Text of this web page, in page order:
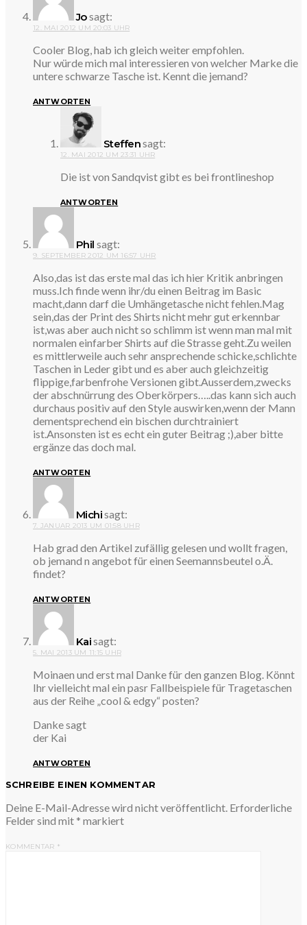
Josagt:
12. MAI 2012 UM 20:03 UHR
Cooler Blog, hab ich gleich weiter empfohlen.
Nur würde mich mal interessieren von welcher Marke die
untere schwarze Tasche ist. Kennt die jemand?
ANTWORTEN
Steffensagt:
12. MAI 2012 UM 23:31 UHR
Die ist von Sandqvist gibt es bei frontlineshop
ANTWORTEN
Phil sagt:
9. SEPTEMBER 2012 UM 16:57 UHR
Also,das ist das erste mal das ich hier Kritik anbringen
muss.Ich finde wenn ihr/du einen Beitrag im Basic
macht,dann darf die Umhängetasche nicht fehlen.Mag
sein,das der Print des Shirts nicht mehr gut erkennbar
ist,was aber auch nicht so schlimm ist wenn man mal mit
normalen einfarber Shirts auf die Strasse geht.Zu weilen
es mittlerweile auch sehr ansprechende schicke,schlichte
Taschen in Leder gibt und es aber auch gleichzeitig
flippige,farbenfrohe Versionen gibt.Ausserdem,zwecks
der abschnürrung des Oberkörpers…..das kann sich auch
durchaus positiv auf den Style auswirken,wenn der Mann
dementsprechend ein bischen durchtrainiert
ist.Ansonsten ist es echt ein guter Beitrag ;),aber bitte
ergänze das doch mal.
ANTWORTEN
Michisagt:
7. JANUAR 2013 UM 01:58 UHR
Hab grad den Artikel zufällig gelesen und wollt fragen,
ob jemand n angebot für einen Seemannsbeutel o.Ä.
findet?
ANTWORTEN
Kaisagt:
5. MAI 2013 UM 11:15 UHR
Moinaen und erst mal Danke für den ganzen Blog. Könnt
Ihr vielleicht mal ein pasr Fallbeispiele für Tragetaschen
aus der Reihe „cool & edgy“ posten?
Danke sagt
der Kai
ANTWORTEN
SCHREIBE EINEN KOMMENTAR
Deine E-Mail-Adresse wird nicht veröffentlicht. Erforderliche
Felder sind mit * markiert
KOMMENTAR *